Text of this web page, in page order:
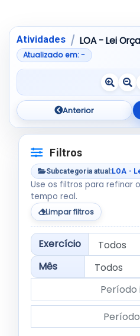
Pular para a tabela de
Mostrando de 1 até 2 de 2
Atividades LOA - Lei
Atualizado em: -
Anterior
Filtros
Subcategoria atual:LOA -
Use os filtros para refinar
tempo real.
Limpar filtros
Exercício
Mês